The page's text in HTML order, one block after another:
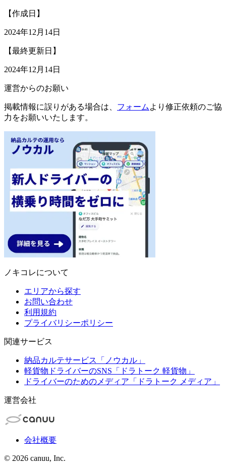
【作成日】
2024年12月14日
【最終更新日】
2024年12月14日
運営からのお願い
掲載情報に誤りがある場合は、 フォーム より修正依頼のご協
力をお願いいたします。
ノキコレについて
エリアから探す
お問い合わせ
利用規約
プライバリシーポリシー
関連サービス
納品カルテサービス「ノウカル」
軽貨物ドライバーのSNS「ドラトーク 軽貨物」
ドライバーのためのメディア「ドラトーク メディア」
運営会社
会社概要
© 2026 canuu, Inc.